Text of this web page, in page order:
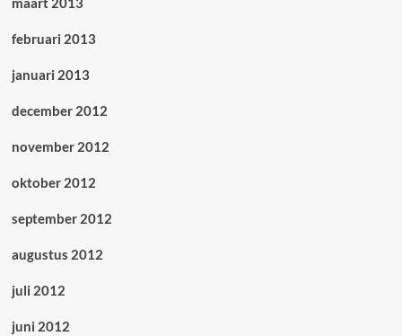
februari 2013
januari 2013
december 2012
november 2012
oktober 2012
september 2012
augustus 2012
juli 2012
juni 2012